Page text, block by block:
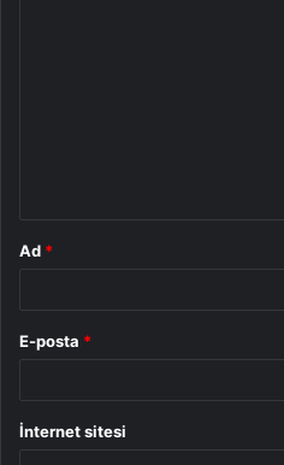
Ad *
E-posta *
İnternet sitesi